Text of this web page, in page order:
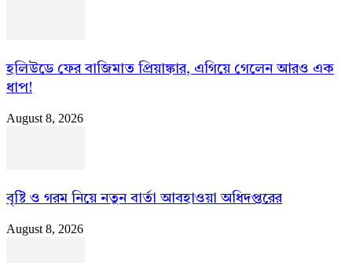
হলিউডে ফের বাজিমাত প্রিয়াঙ্কার, এগিয়ে গেলেন আরও এক
ধাপ!
August 8, 2026
বৃষ্টি ও গরম নিয়ে নতুন বার্তা আবহাওয়া অধিদপ্তরের
August 8, 2026